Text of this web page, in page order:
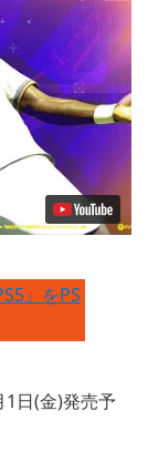
』をPS
日(金)発売予